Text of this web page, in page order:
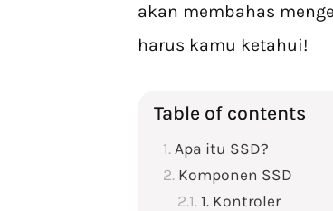
akan membahas
harus kamu ketahui!
Table of contents
Apa itu SSD?
Komponen SSD
1. Kontroler